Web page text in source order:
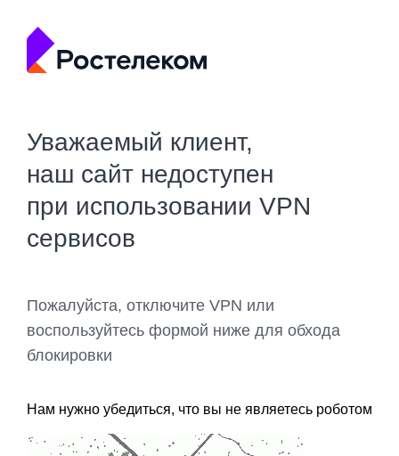
Уважаемый клиент,
наш сайт недоступен
при использовании VPN
сервисов
Пожалуйста, отключите VPN или
воспользуйтесь формой ниже для обхода
блокировки
Нам нужно убедиться, что вы не являетесь роботом